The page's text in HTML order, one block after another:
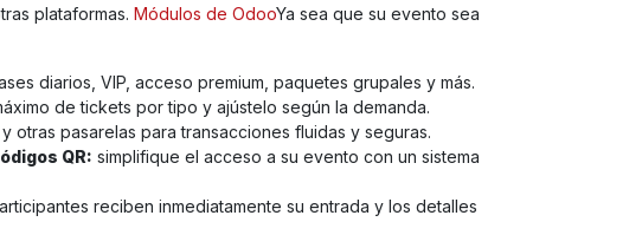
plataformas. Módulos de OdooYa sea que su evento sea
diarios, VIP, acceso premium, paquetes grupales y más.
de tickets por tipo y ajústelo según la demanda.
otras pasarelas para transacciones fluidas y seguras.
QR: simplifique el acceso a su evento con un sistema
reciben inmediatamente su entrada y los detalles